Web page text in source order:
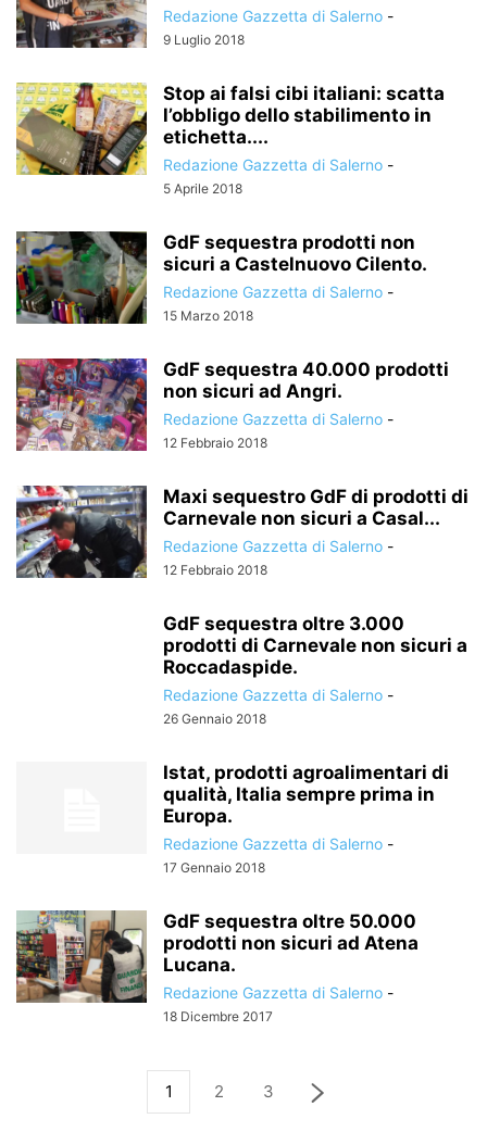
Redazione Gazzetta di Salerno -
9 Luglio 2018
Stop ai falsi cibi italiani: scatta
l’obbligo dello stabilimento in
etichetta....
Redazione Gazzetta di Salerno -
5 Aprile 2018
GdF sequestra prodotti non
sicuri a Castelnuovo Cilento.
Redazione Gazzetta di Salerno -
15 Marzo 2018
GdF sequestra 40.000 prodotti
non sicuri ad Angri.
Redazione Gazzetta di Salerno -
12 Febbraio 2018
Maxi sequestro GdF di prodotti di
Carnevale non sicuri a Casal...
Redazione Gazzetta di Salerno -
12 Febbraio 2018
GdF sequestra oltre 3.000
prodotti di Carnevale non sicuri a
Roccadaspide.
Redazione Gazzetta di Salerno -
26 Gennaio 2018
Istat, prodotti agroalimentari di
qualità, Italia sempre prima in
Europa.
Redazione Gazzetta di Salerno -
17 Gennaio 2018
GdF sequestra oltre 50.000
prodotti non sicuri ad Atena
Lucana.
Redazione Gazzetta di Salerno -
18 Dicembre 2017
1 2 3